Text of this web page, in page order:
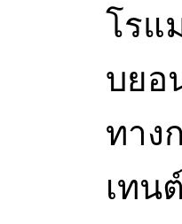
โรแ
บยอ
ทาง
เทน